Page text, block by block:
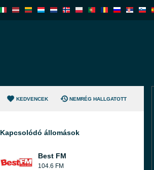
KEDVENCEK NEMRÉG HALLGATOTT
Kapcsolódó állomások
Best FM
104.6 FM